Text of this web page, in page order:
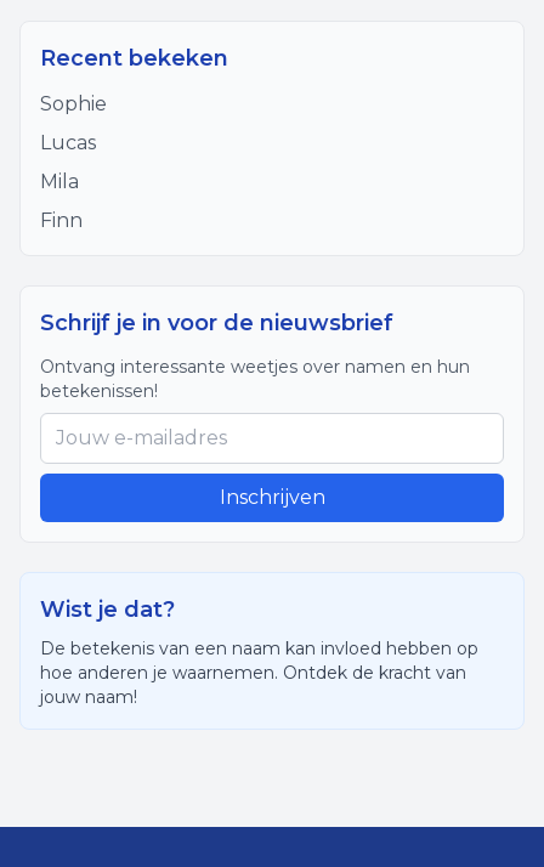
Recent bekeken
Sophie
Lucas
Mila
Finn
Schrijf je in voor de nieuwsbrief
Ontvang interessante weetjes over namen en hun
betekenissen!
Inschrijven
Wist je dat?
De betekenis van een naam kan invloed hebben op
hoe anderen je waarnemen. Ontdek de kracht van
jouw naam!